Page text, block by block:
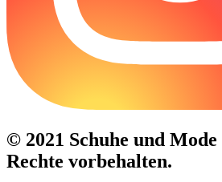
© 2021 Schuhe und
Rechte vorbehalten.